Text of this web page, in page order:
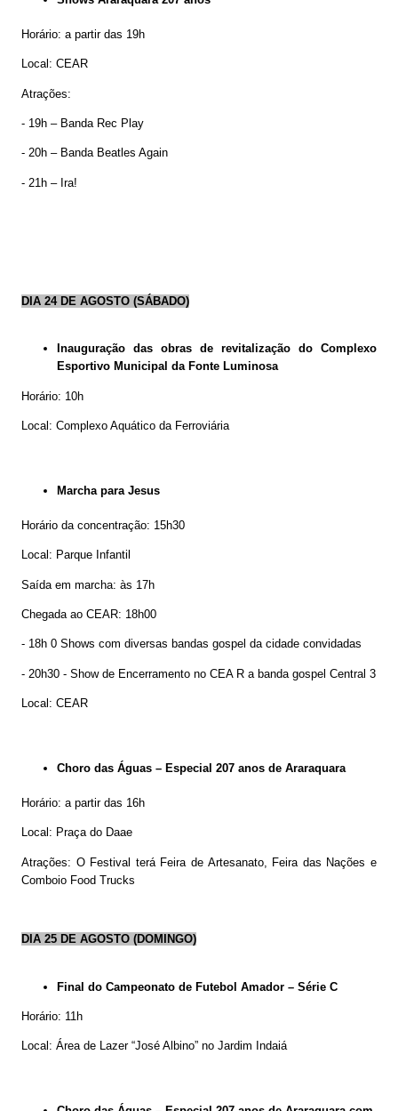
Horário: a partir das 19h
Local: CEAR
Atrações:
- 19h – Banda Rec Play
- 20h – Banda Beatles Again
- 21h – Ira!
DIA 24 DE AGOSTO (SÁBADO)
Inauguração das obras de revitalização do Complexo
Esportivo Municipal da Fonte Luminosa
Horário: 10h
Local: Complexo Aquático da Ferroviária
Marcha para Jesus
Horário da concentração: 15h30
Local: Parque Infantil
Saída em marcha: às 17h
Chegada ao CEAR: 18h00
- 18h 0 Shows com diversas bandas gospel da cidade convidadas
- 20h30 - Show de Encerramento no CEA R a banda gospel Central 3
Local: CEAR
Choro das Águas – Especial 207 anos de Araraquara
Horário: a partir das 16h
Local: Praça do Daae
Atrações: O Festival terá Feira de Artesanato, Feira das Nações e
Comboio Food Trucks
DIA 25 DE AGOSTO (DOMINGO)
Final do Campeonato de Futebol Amador – Série C
Horário: 11h
Local: Área de Lazer “José Albino” no Jardim Indaiá